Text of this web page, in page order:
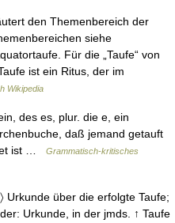
den Themenbereich der
siehe
Für die „Taufe“ von
ist ein Ritus, der im
Wikipedia
des es, plur. die e, ein
daß jemand getauft
ist …
Grammatisch-kritisches
Urkunde über die erfolgte Taufe;
Urkunde, in der jmds. ↑ Taufe